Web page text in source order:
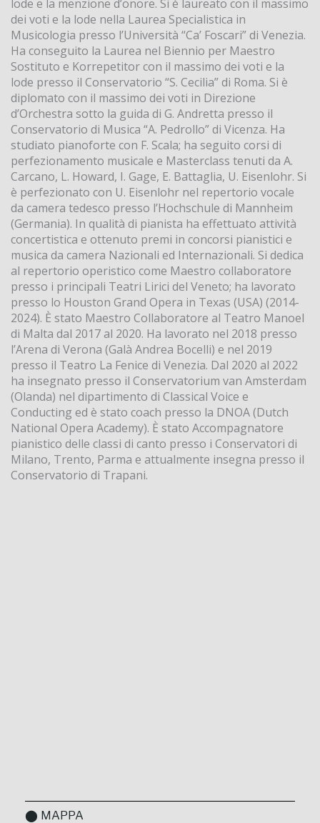
lode e la menzione d’onore. Si è laureato con il massimo
dei voti e la lode nella Laurea Specialistica in
Musicologia presso l’Università “Ca’ Foscari” di Venezia.
Ha conseguito la Laurea nel Biennio per Maestro
Sostituto e Korrepetitor con il massimo dei voti e la
lode presso il Conservatorio “S. Cecilia” di Roma. Si è
diplomato con il massimo dei voti in Direzione
d’Orchestra sotto la guida di G. Andretta presso il
Conservatorio di Musica “A. Pedrollo” di Vicenza. Ha
studiato pianoforte con F. Scala; ha seguito corsi di
perfezionamento musicale e Masterclass tenuti da A.
Carcano, L. Howard, I. Gage, E. Battaglia, U. Eisenlohr. Si
è perfezionato con U. Eisenlohr nel repertorio vocale
da camera tedesco presso l’Hochschule di Mannheim
(Germania). In qualità di pianista ha effettuato attività
concertistica e ottenuto premi in concorsi pianistici e
musica da camera Nazionali ed Internazionali. Si dedica
al repertorio operistico come Maestro collaboratore
presso i principali Teatri Lirici del Veneto; ha lavorato
presso lo Houston Grand Opera in Texas (USA) (2014-
2024). È stato Maestro Collaboratore al Teatro Manoel
di Malta dal 2017 al 2020. Ha lavorato nel 2018 presso
l’Arena di Verona (Galà Andrea Bocelli) e nel 2019
presso il Teatro La Fenice di Venezia. Dal 2020 al 2022
ha insegnato presso il Conservatorium van Amsterdam
(Olanda) nel dipartimento di Classical Voice e
Conducting ed è stato coach presso la DNOA (Dutch
National Opera Academy). È stato Accompagnatore
pianistico delle classi di canto presso i Conservatori di
Milano, Trento, Parma e attualmente insegna presso il
Conservatorio di Trapani.
⬤ MAPPA